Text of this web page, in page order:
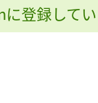
登録して